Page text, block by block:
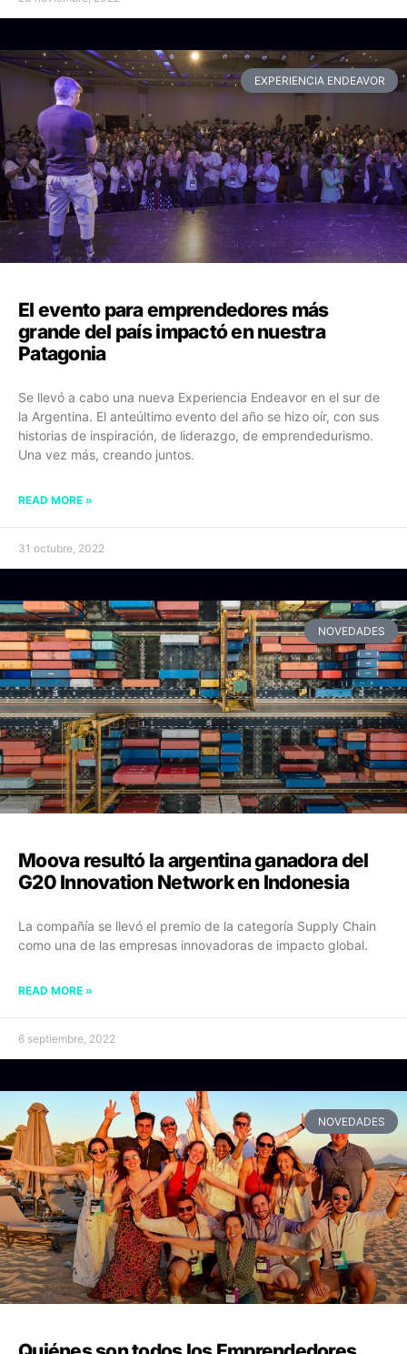
EXPERIENCIA ENDEAVOR
El evento para emprendedores más
grande del país impactó en nuestra
Patagonia
Se llevó a cabo una nueva Experiencia Endeavor en el sur de
la Argentina. El anteúltimo evento del año se hizo oír, con sus
historias de inspiración, de liderazgo, de emprendedurismo.
Una vez más, creando juntos.
READ MORE »
31 octubre, 2022
NOVEDADES
Moova resultó la argentina ganadora del
G20 Innovation Network en Indonesia
La compañía se llevó el premio de la categoría Supply Chain
como una de las empresas innovadoras de impacto global.
READ MORE »
6 septiembre, 2022
NOVEDADES